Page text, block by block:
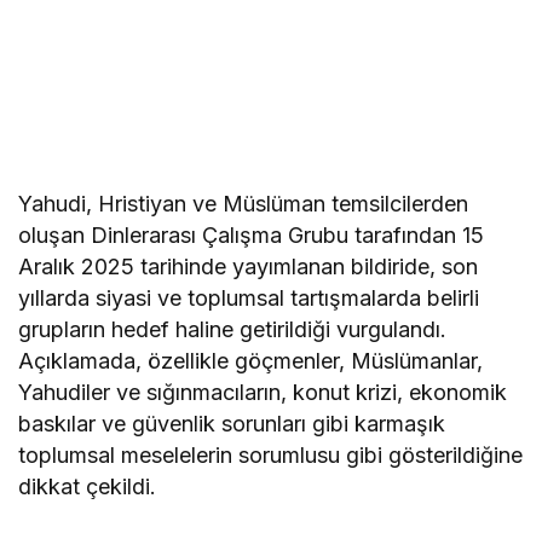
Yahudi, Hristiyan ve Müslüman temsilcilerden
oluşan Dinlerarası Çalışma Grubu tarafından 15
Aralık 2025 tarihinde yayımlanan bildiride, son
yıllarda siyasi ve toplumsal tartışmalarda belirli
grupların hedef haline getirildiği vurgulandı.
Açıklamada, özellikle göçmenler, Müslümanlar,
Yahudiler ve sığınmacıların, konut krizi, ekonomik
baskılar ve güvenlik sorunları gibi karmaşık
toplumsal meselelerin sorumlusu gibi gösterildiğine
dikkat çekildi.